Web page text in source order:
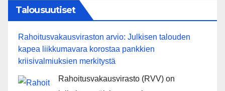
Talousuutiset
Rahoitusvakausviraston arvio: Julkisen talouden
kapea liikkumavara korostaa pankkien
kriisivalmiuksien merkitystä
Rahoitusvakausvirasto (RVV) on